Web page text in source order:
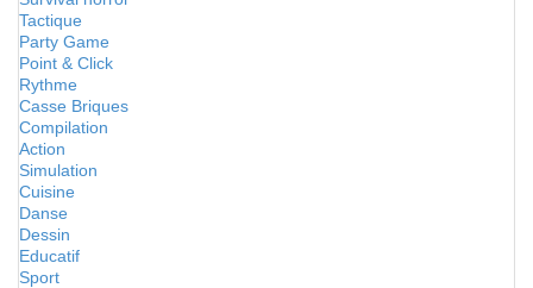
Tactique
Party Game
Point & Click
Rythme
Casse Briques
Compilation
Action
Simulation
Cuisine
Danse
Dessin
Educatif
Sport